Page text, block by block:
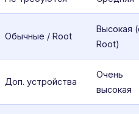
Обычные / Root
Высокая
Root)
Доп. устройства
Очень
высокая